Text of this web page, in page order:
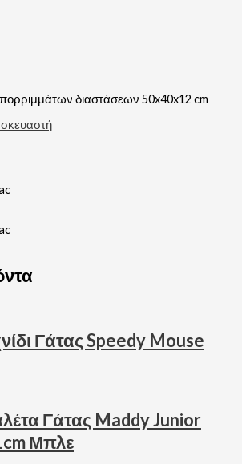
διαστάσεων 50x40x12 cm
Γάτας Speedy Mouse
Γάτας Maddy Junior
Μπλε